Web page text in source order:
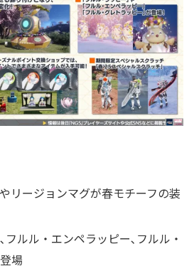
リージョンマグが春モチーフの装
フルル・エンペラッピー､フルル・
場